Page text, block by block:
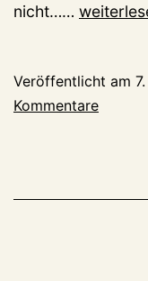
nicht…… Ihr,
eintretet
in
Veröffentlicht am
Kommentare